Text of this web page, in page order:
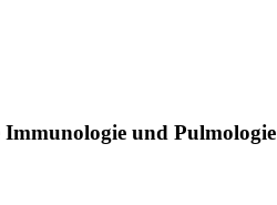
und Pulmologie